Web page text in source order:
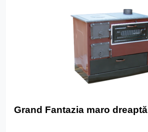
Grand Fantazia maro dreaptă